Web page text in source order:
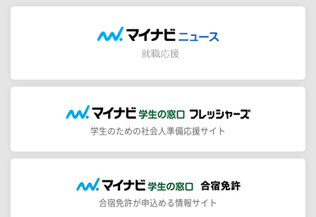
学生のための社会人準備応援サイト
合宿免許が申込める情報サイト